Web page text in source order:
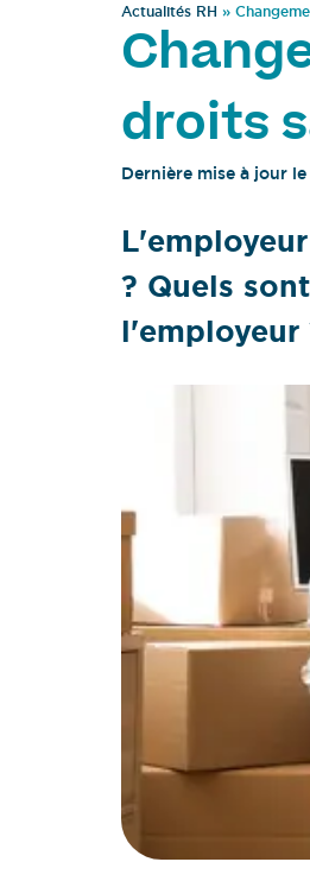
Actualités RH »
droits
Dernière mise à jour le
? Quels
l'employeur